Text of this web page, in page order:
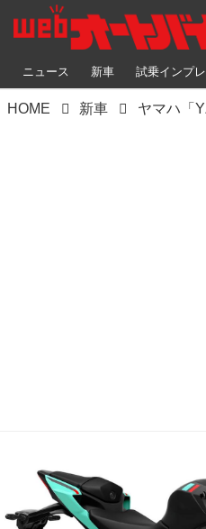
ニュース 新車 試乗インプレ
HOME 新車